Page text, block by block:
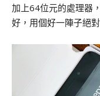
加上64位元的處理器
好，用個好一陣子絕